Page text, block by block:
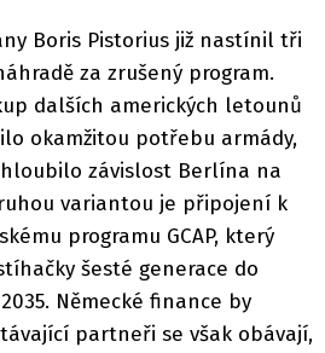
Boris Pistorius již nastínil tři
za zrušený program.
dalších amerických letounů
okamžitou potřebu armády,
závislost Berlína na
variantou je připojení k
programu GCAP, který
šesté generace do
Německé finance by
partneři se však obávají,